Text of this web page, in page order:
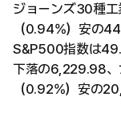
ジョーンズ30種
（0.94%）安の
S&P500指数は
下落の6,229.98、
（0.92%）安の